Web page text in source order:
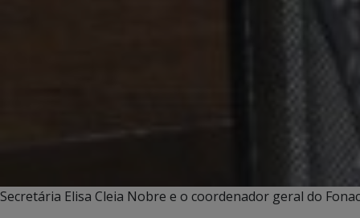
Secretária Elisa Cleia Nobre e o coordenador geral do